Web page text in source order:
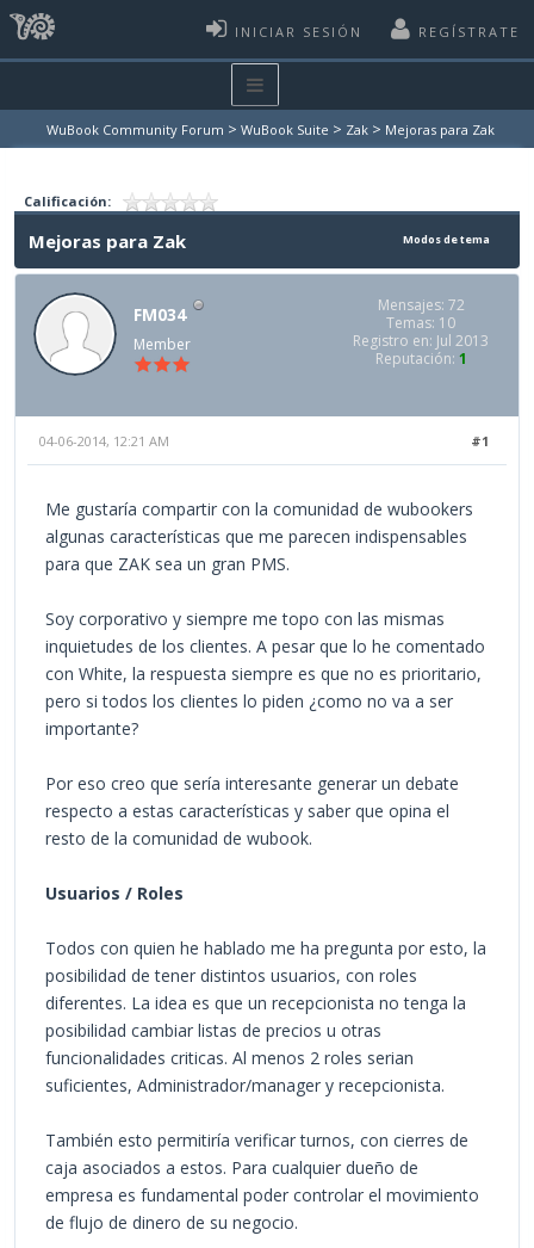
INICIAR SESIÓN REGÍSTRATE
WuBook Community Forum > WuBook Suite > Zak > Mejoras para Zak
Calificación:
Modos de tema
Mejoras para Zak
FM034
Member
Mensajes: 72
Temas: 10
Registro en: Jul 2013
Reputación: 1
#1
04-06-2014, 12:21 AM
Me gustaría compartir con la comunidad de wubookers
algunas características que me parecen indispensables
para que ZAK sea un gran PMS.
Soy corporativo y siempre me topo con las mismas
inquietudes de los clientes. A pesar que lo he comentado
con White, la respuesta siempre es que no es prioritario,
pero si todos los clientes lo piden ¿como no va a ser
importante?
Por eso creo que sería interesante generar un debate
respecto a estas características y saber que opina el
resto de la comunidad de wubook.
Usuarios / Roles
Todos con quien he hablado me ha pregunta por esto, la
posibilidad de tener distintos usuarios, con roles
diferentes. La idea es que un recepcionista no tenga la
posibilidad cambiar listas de precios u otras
funcionalidades criticas. Al menos 2 roles serian
suficientes, Administrador/manager y recepcionista.
También esto permitiría verificar turnos, con cierres de
caja asociados a estos. Para cualquier dueño de
empresa es fundamental poder controlar el movimiento
de flujo de dinero de su negocio.